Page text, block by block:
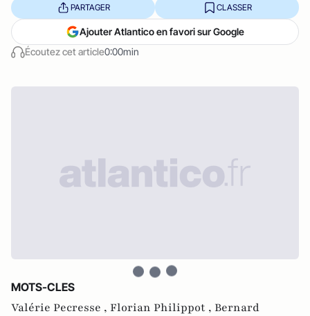
Écoutez cet article0:00min
PARTAGER CLASSER
Ajouter Atlantico en favori sur Google
MOTS-CLES
Valérie Pecresse , Florian Philippot , Bernard